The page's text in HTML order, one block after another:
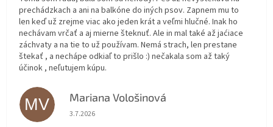
prechádzkach a ani na balkóne do iných psov. Zapnem mu to
len keď už zrejme viac ako jeden krát a veľmi hlučné. Inak ho
nechávam vrčať a aj mierne šteknuť. Ale in mal také až jaćiace
záchvaty a na tie to už používam. Nemá strach, len prestane
štekať , a nechápe odkiaľ to prišlo :) nečakala som až taký
účinok , neľutujem kúpu.
MV Mariana Vološinová
Hodnotenie obchodu je 5 z 5 hviezdičiek.
3.7.2026